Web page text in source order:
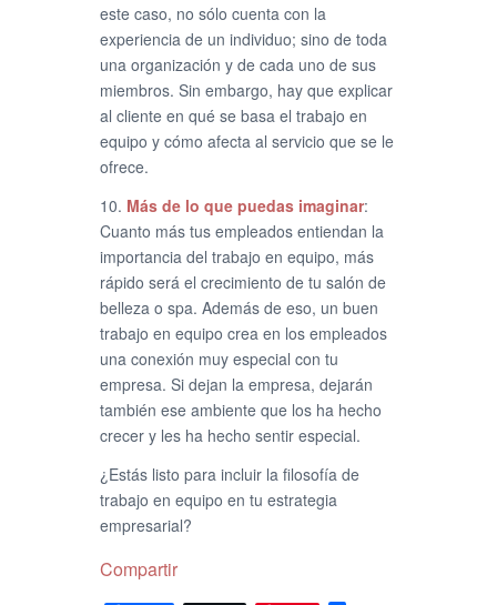
este caso, no sólo cuenta con la
experiencia de un individuo; sino de toda
una organización y de cada uno de sus
miembros. Sin embargo, hay que explicar
al cliente en qué se basa el trabajo en
equipo y cómo afecta al servicio que se le
ofrece.
10. Más de lo que puedas imaginar:
Cuanto más tus empleados entiendan la
importancia del trabajo en equipo, más
rápido será el crecimiento de tu salón de
belleza o spa. Además de eso, un buen
trabajo en equipo crea en los empleados
una conexión muy especial con tu
empresa. Si dejan la empresa, dejarán
también ese ambiente que los ha hecho
crecer y les ha hecho sentir especial.
¿Estás listo para incluir la filosofía de
trabajo en equipo en tu estrategia
empresarial?
Compartir